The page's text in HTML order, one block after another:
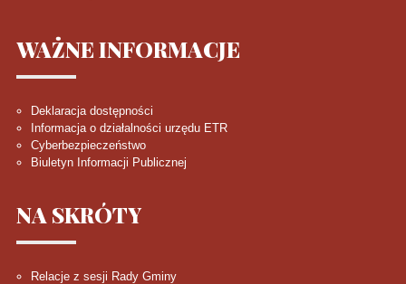
WAŻNEINFORMACJE
Deklaracja dostępności
Informacja o działalności urzędu ETR
Cyberbezpieczeństwo
Biuletyn Informacji Publicznej
NA SKRÓTY
Relacje z sesji Rady Gminy